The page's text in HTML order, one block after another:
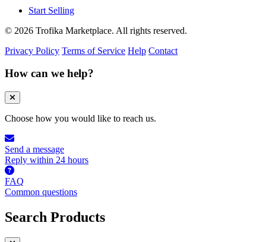
Start Selling
© 2026 Trofika Marketplace. All rights reserved.
Privacy Policy Terms of Service Help Contact
How can we help?
Choose how you would like to reach us.
Send a message
Reply within 24 hours
FAQ
Common questions
Search Products